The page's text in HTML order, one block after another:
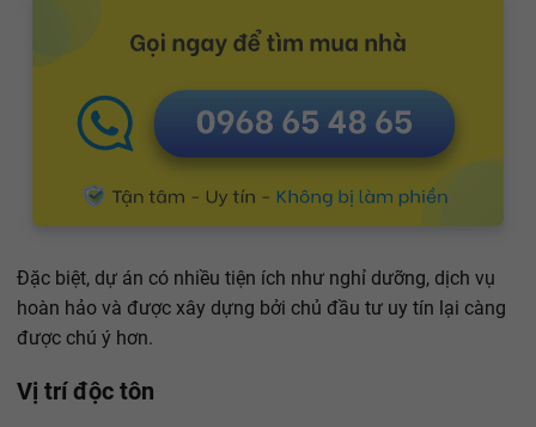
Đặc biệt, dự án có nhiều tiện ích như nghỉ dưỡng, dịch vụ
hoàn hảo và được xây dựng bởi chủ đầu tư uy tín lại càng
được chú ý hơn.
Vị trí độc tôn